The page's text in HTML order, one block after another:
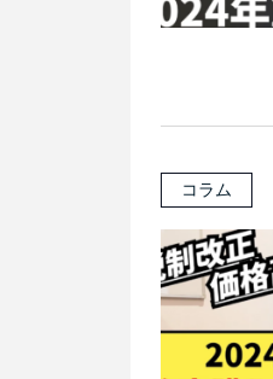
コラム